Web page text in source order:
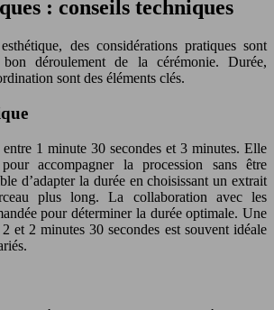
: conseils techniques
des considérations pratiques sont
déroulement de la cérémonie. Durée,
sont des éléments clés.
1 minute 30 secondes et 3 minutes. Elle
accompagner la procession sans être
d’adapter la durée en choisissant un extrait
plus long. La collaboration avec les
pour déterminer la durée optimale. Une
et 2 minutes 30 secondes est souvent idéale